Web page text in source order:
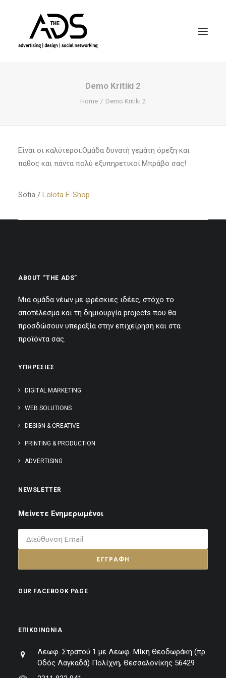
Demo Kritiki 2
Home Demo Kritiki 2
Είναι οι καλύτεροι.Ομάδα δυνατή γεμάτη όρεξη και
πάθος και πάντα πολύ εξυπηρετικοί.Μπράβο σας!
Sofia / Lolota E-Shop
ABOUT “THE ADS”
Μια ομάδα νέων με φρέσκιες ιδέες, στόχο το
αποτέλεσμα και τη δημιουργία projects που θα
προσδώσουν υπεραξία στην επιχείρηση και στα
προϊόντα σας.
ΥΠΗΡΕΣΙΕΣ
DIGITAL MARKETING
WEB SOLUTIONS
DESIGN & CREATIVE
PRINTING & PRODUCTION
ADVERTISING
NEWSLETTER
Μείνετε Ενημερωμένοι
OUR FACEBOOK PAGE
ΕΠΙΚΟΙΝΩΝΊΑ
Λεωφ. Στρατού 1 με Λεωφ. Μίκη Θεοδωράκη (πρ.
Οδός Λαγκαδά) Πολίχνη, Θεσσαλονίκης 56429